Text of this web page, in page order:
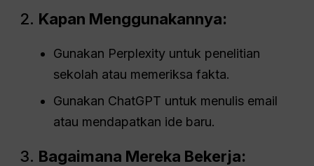
2. Kapan Menggunakannya:
Gunakan Perplexity untuk penelitian
sekolah atau memeriksa fakta.
Gunakan ChatGPT untuk menulis email
atau mendapatkan ide baru.
3. Bagaimana Mereka Bekerja: